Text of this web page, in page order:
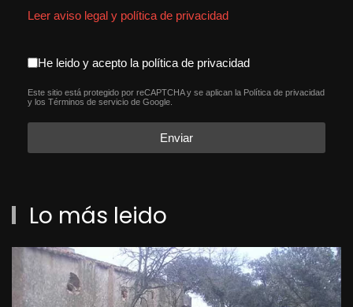
Leer aviso legal y política de privacidad
aceptacion política de
He leido y acepto la política de privacidad
reCAPTCHA*
Este sitio está protegido por reCAPTCHA y se aplican la Política de privacidad
y los Términos de servicio de Google.
Enviar
Lo más leido